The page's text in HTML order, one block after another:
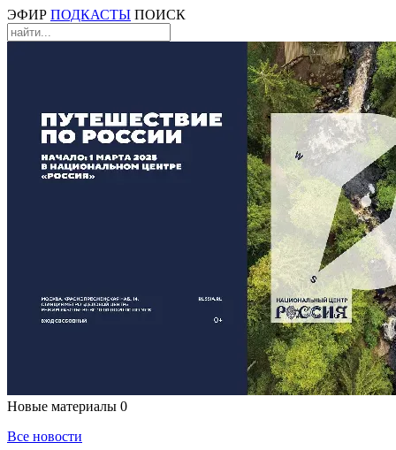
ЭФИР ПОДКАСТЫ ПОИСК
Новые материалы 0
Все новости